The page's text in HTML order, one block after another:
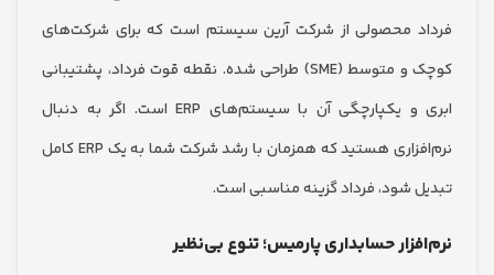
محصولی از شرکت آرین سیستم است که برای شرکت‌های
کوچک و متوسط (SME) طراحی شده. نقطه قوت فرداد، پشتیبانی
ابری و یکپارچگی آن با سیستم‌های ERP است. اگر به دنبال
نرم‌افزاری هستید که همزمان با رشد شرکت شما به یک ERP کامل
شود، فرداد گزینه مناسبی است.
حسابداری پارمیس؛ تنوع بی‌نظیر